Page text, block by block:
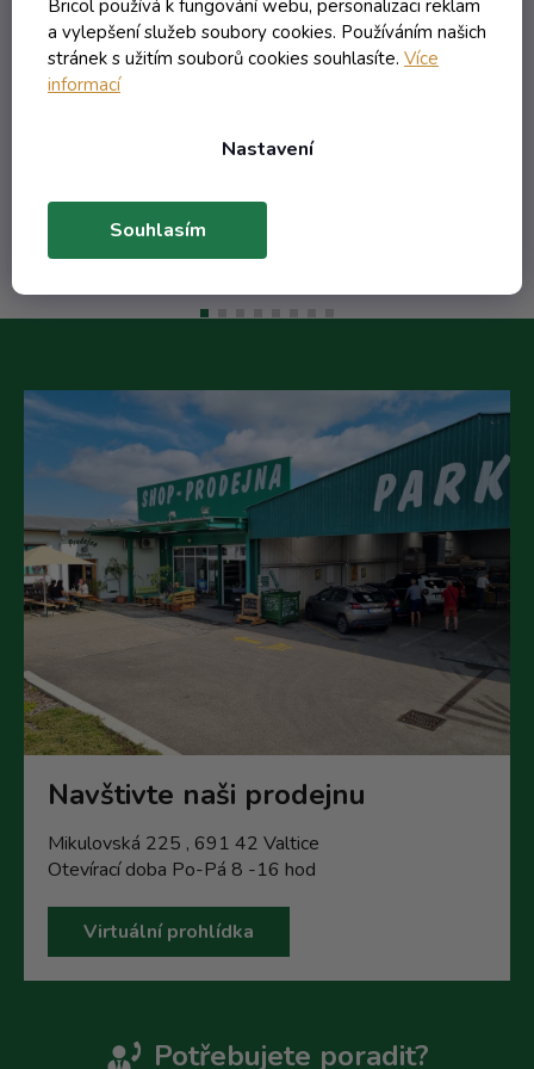
Bricol používá k fungování webu, personalizaci reklam
a vylepšení služeb soubory cookies. Používáním našich
stránek s užitím souborů cookies souhlasíte. Více
informací
Nastavení
Souhlasím
11,42 Kč včetně DPH
Navštivte naši prodejnu
Mikulovská 225 , 691 42 Valtice
Otevírací doba Po-Pá 8 -16 hod
Virtuální prohlídka
Potřebujete poradit?